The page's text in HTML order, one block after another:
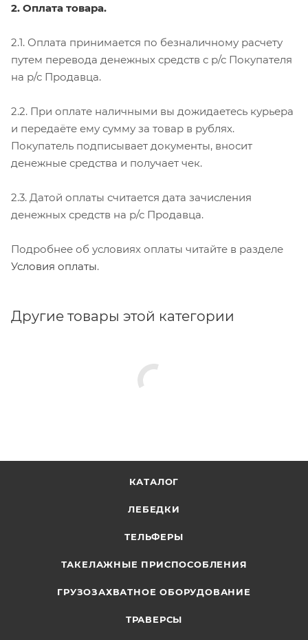
2. Оплата товара.
2.1. Оплата принимается по безналичному расчету
путем перевода денежных средств с р/с Покупателя
на р/с Продавца.
2.2. При оплате наличными вы дожидаетесь курьера
и передаёте ему сумму за товар в рублях.
Покупатель подписывает документы, вносит
денежные средства и получает чек.
2.3. Датой оплаты считается дата зачисления
денежных средств на р/с Продавца.
Подробнее об условиях оплаты читайте в разделе
Условия оплаты.
Другие товары этой категории
КАТАЛОГ
ЛЕБЕДКИ
ТЕЛЬФЕРЫ
ТАКЕЛАЖНЫЕ ПРИСПОСОБЛЕНИЯ
ГРУЗОЗАХВАТНОЕ ОБОРУДОВАНИЕ
ТРАВЕРСЫ